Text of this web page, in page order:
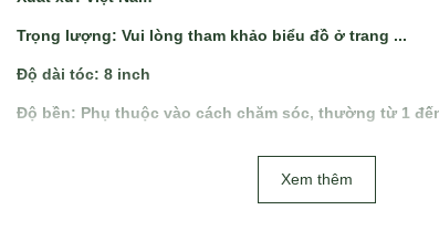
Trọng lượng: Vui lòng tham khảo biểu đồ ở trang ...
Độ dài tóc: 8 inch
Độ bền: Phụ thuộc vào cách chăm sóc, thường từ 1
Xem thêm